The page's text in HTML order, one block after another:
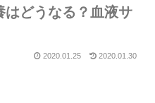
はどうなる？血液サ
2020.01.25 2020.01.30